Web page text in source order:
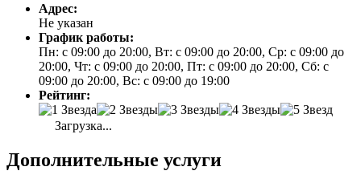
Адрес:
Не указан
График работы:
Пн: с 09:00 до 20:00, Вт: с 09:00 до 20:00, Ср: с 09:00 до
20:00, Чт: с 09:00 до 20:00, Пт: с 09:00 до 20:00, Сб: с
09:00 до 20:00, Вс: с 09:00 до 19:00
Рейтинг:
Загрузка...
Дополнительные услуги